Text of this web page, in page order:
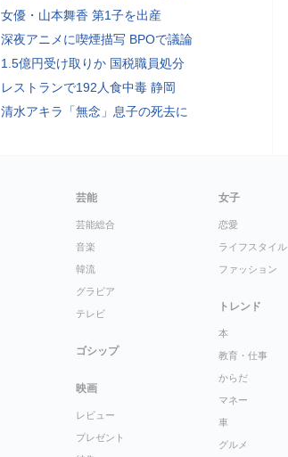
女優・山本舞香 第1子を出産
深夜アニメに喫煙描写 BPOで議論
1.5億円受け取りか 国税職員処分
レストランで192人食中毒 静岡
清水アキラ「無念」息子の死去に
芸能
芸能総合
音楽
韓流
グラビア
テレビ
ゴシップ
映画
レビュー
プレゼント
女子
恋愛
ライフスタイル
ファッション
トレンド
本
教育・仕事
からだ
マネー
車
グルメ